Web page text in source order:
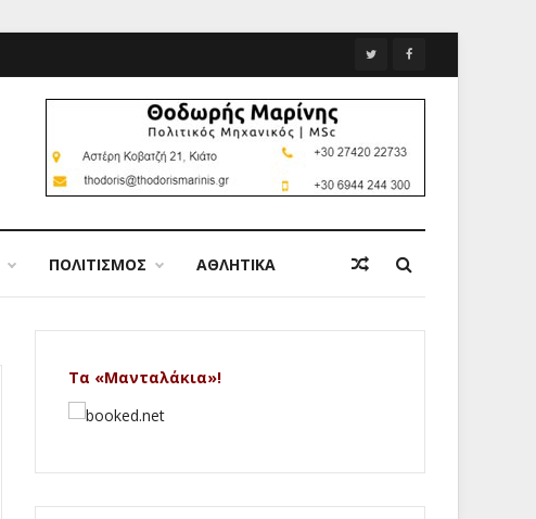
ΠΟΛΙΤΙΣΜΟΣ ΑΘΛΗΤΙΚΑ
Τα «Μανταλάκια»!